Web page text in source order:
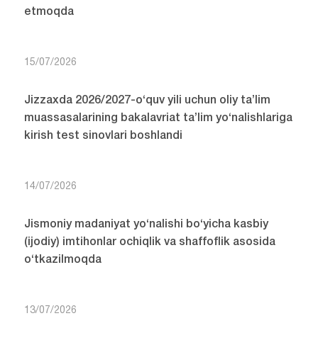
etmoqda
15/07/2026
Jizzaxda 2026/2027-o‘quv yili uchun oliy ta’lim
muassasalarining bakalavriat ta’lim yo‘nalishlariga
kirish test sinovlari boshlandi
14/07/2026
Jismoniy madaniyat yo‘nalishi bo‘yicha kasbiy
(ijodiy) imtihonlar ochiqlik va shaffoflik asosida
o‘tkazilmoqda
13/07/2026